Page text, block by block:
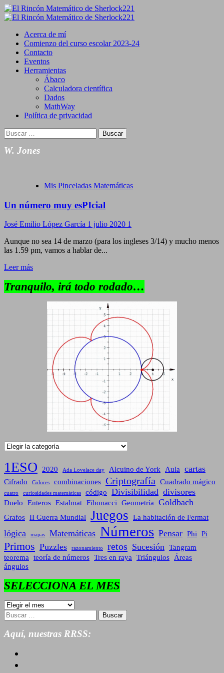
Saltar
al
Primary
Acerca de mí
Comienzo del curso escolar 2023-24
Contacto
Eventos
Herramientas
Ábaco
Calculadora científica
Dados
MathWay
Política de privacidad
Buscar:
W. Jones
Mis Pinceladas Matemáticas
Un número muy esPIcial
José Emilio López García 1 julio 2020 1
Aunque no sea 14 de marzo (para los ingleses 3/14) y mucho menos
las 1.59 pm, vamos a hablar de...
Leer más
Tranquilo, irá todo rodado…
Categorías
1ESO 2020 Ada Lovelace day Alcuino de York Aula cartas
Cifrado Colores combinaciones Criptografía Cuadrado mágico
cuatro curiosidades matemáticas código Divisibilidad divisores
Duelo Enteros Estalmat Fibonacci Geometría Goldbach
Grafos II Guerra Mundial Juegos La habitación de Fermat
lógica mapas Matemáticas Números Pensar Phi Pi
Primos Puzzles razonamiento retos Sucesión Tangram
teorema teoría de números Tres en raya Triángulos Áreas
ángulos
SELECCIONA EL MES
SELECCIONA
EL
MES
Buscar:
Aquí, nuestras RRSS: